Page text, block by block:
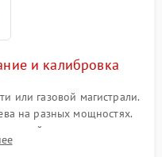
и калибровка
или газовой магистрали.
на разных мощностях.
таймера, индикаторов
от перегрева.